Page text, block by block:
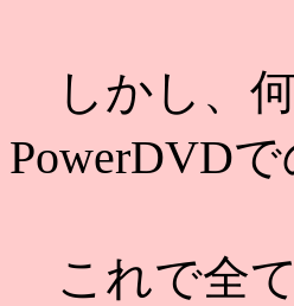
しかし、
PowerDVD
これで全